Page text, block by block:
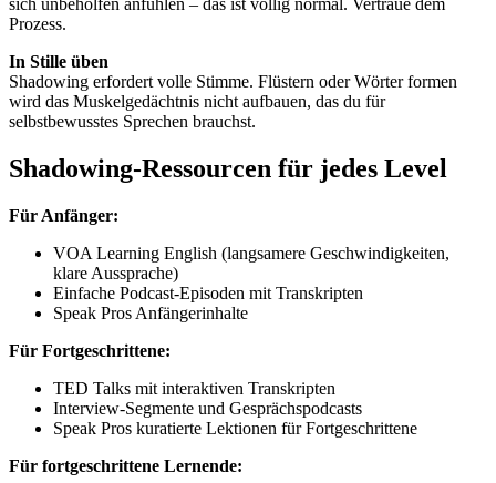
Prozess.
In Stille üben
Shadowing erfordert volle Stimme. Flüstern oder Wörter formen
wird das Muskelgedächtnis nicht aufbauen, das du für
selbstbewusstes Sprechen brauchst.
Shadowing-Ressourcen für jedes Level
Für Anfänger:
VOA Learning English (langsamere Geschwindigkeiten,
klare Aussprache)
Einfache Podcast-Episoden mit Transkripten
Speak Pros Anfängerinhalte
Für Fortgeschrittene:
TED Talks mit interaktiven Transkripten
Interview-Segmente und Gesprächspodcasts
Speak Pros kuratierte Lektionen für Fortgeschrittene
Für fortgeschrittene Lernende: